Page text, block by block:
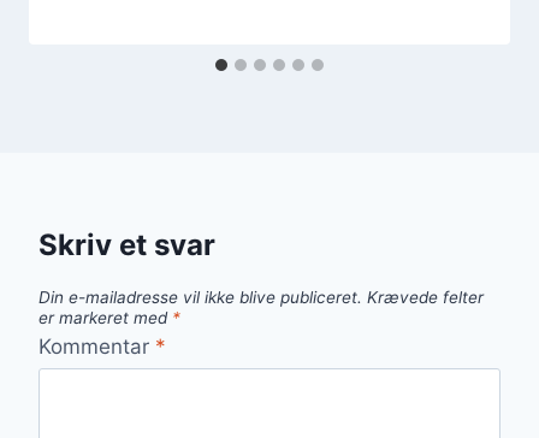
Skriv et svar
Din e-mailadresse vil ikke blive publiceret. Krævede felter
er markeret med *
Kommentar *